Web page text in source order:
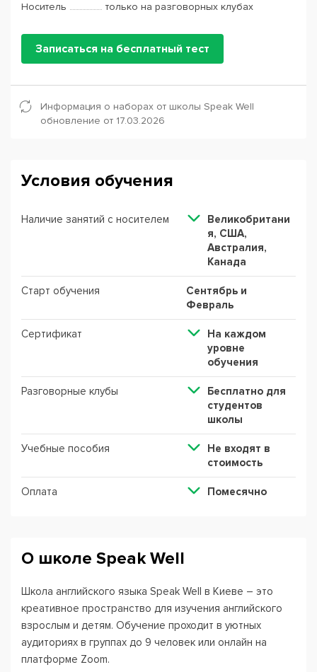
Носитель
только на разговорных клубах
Записаться на бесплатный тест
Информация о наборах от школы Speak Well
обновление от 17.03.2026
Условия обучения
Наличие занятий с носителем
Великобритани
я, США,
Австралия,
Канада
Старт обучения
Сентябрь и
Февраль
Сертификат
На каждом
уровне
обучения
Разговорные клубы
Бесплатно для
студентов
школы
Учебные пособия
Не входят в
стоимость
Оплата Помесячно
О школе Speak Well
Школа английского языка Speak Well в Киеве – это
креативное пространство для изучения английского
взрослым и детям. Обучение проходит в уютных
аудиториях в группах до 9 человек или онлайн на
платформе Zoom.